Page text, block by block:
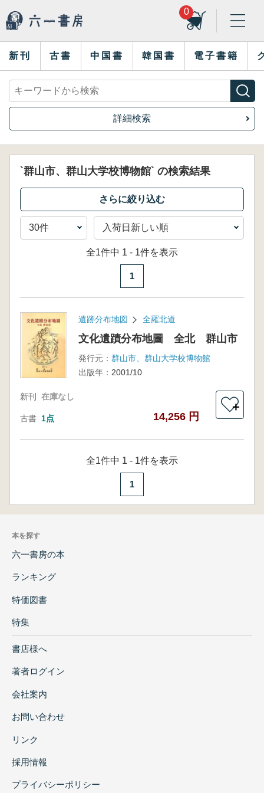
0
新刊 古書 中国書 韓国書 電子書籍
詳細検索
`群山市、群山大学校博物館` の検索結果
全1件中 1 - 1件を表示
1
遺跡分布地図 全羅北道
文化遺蹟分布地圖 全北 群山市
発行元： 群山市、群山大学校博物館
出版年： 2001/10
新刊 在庫なし
古書 1点 14,256 円
＋
全1件中 1 - 1件を表示
1
本を探す
六一書房の本
ランキング
特価図書
特集
書店様へ
著者ログイン
会社案内
お問い合わせ
リンク
採用情報
プライバシーポリシー